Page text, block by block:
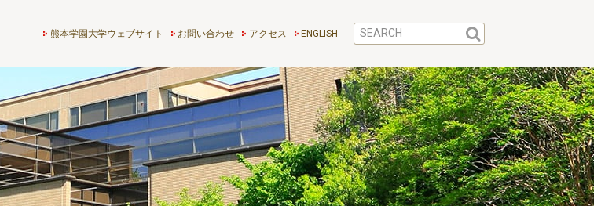
熊本学園大学付属図書館
熊本学園大学ウェブサイト お問い合わせ アクセス ENGLISH